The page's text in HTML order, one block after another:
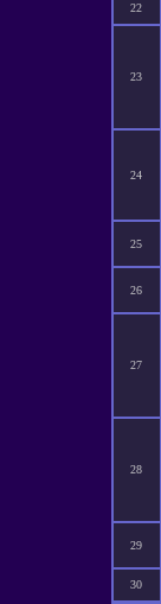
22
23
24
25
26
27
28
29
30